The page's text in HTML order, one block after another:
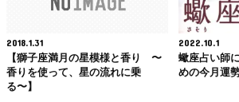
2018.1.31
【獅子座満月の星模様と香り 〜
香りを使って、星の流れに乗
る〜】
2022.10.1
蠍座占い師
めの今月運